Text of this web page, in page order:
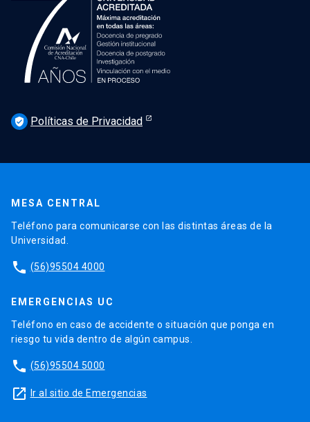
verified_user Políticas de Privacidad
MESA CENTRAL
Teléfono para comunicarse con las distintas áreas de la
Universidad.
phone (56)95504 4000
EMERGENCIAS UC
Teléfono en caso de accidente o situación que ponga en
riesgo tu vida dentro de algún campus.
phone (56)95504 5000
launch Ir al sitio de Emergencias